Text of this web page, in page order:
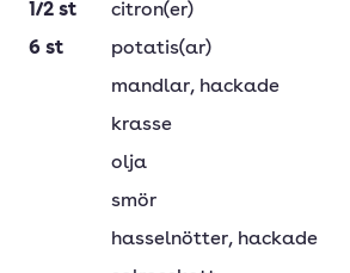
1/2 st
citron(er)
6 st
potatis(ar)
mandlar, hackade
krasse
olja
smör
hasselnötter, hackade